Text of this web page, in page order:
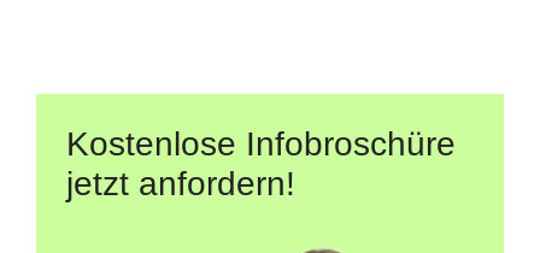
Kostenlose Infobroschüre
jetzt anfordern!